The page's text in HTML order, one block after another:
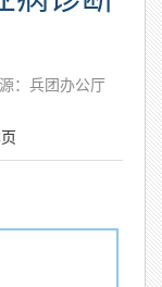
：兵团办公厅